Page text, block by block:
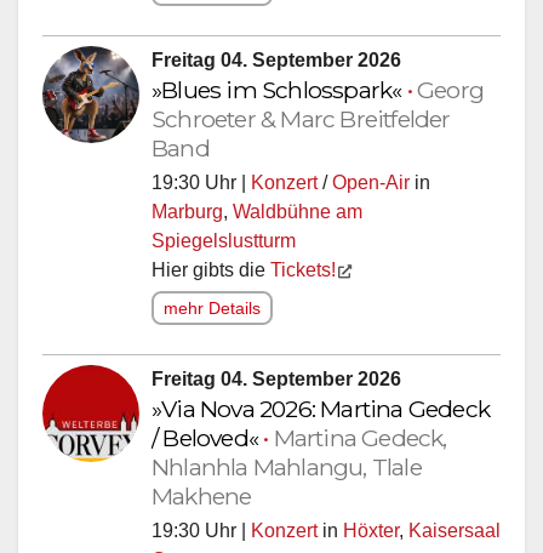
Freitag 04. September 2026
»Blues im Schlosspark« •Georg
Schroeter & Marc Breitfelder
Band
19:30 Uhr | Konzert/Open-Air in
Marburg, Waldbühne am
Spiegelslustturm
Hier gibts die Tickets!
mehr Details
Freitag 04. September 2026
»Via Nova 2026: Martina Gedeck
/ Beloved«• Martina Gedeck,
Nhlanhla Mahlangu, Tlale
Makhene
19:30 Uhr | Konzertin Höxter, Kaisersaal